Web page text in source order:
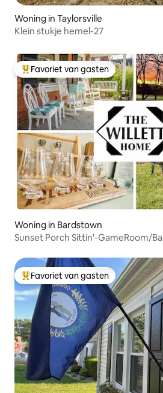
Woning in Taylorsville
Klein stukje hemel-27
Topfavoriet van gasten
Favoriet van gasten
Woning in Bardstown
Sunset Porch Sittin'-GameRoom/
Topfavoriet van gasten
Favoriet van gasten